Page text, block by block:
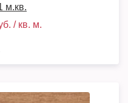
м.кв.
/ кв. м.